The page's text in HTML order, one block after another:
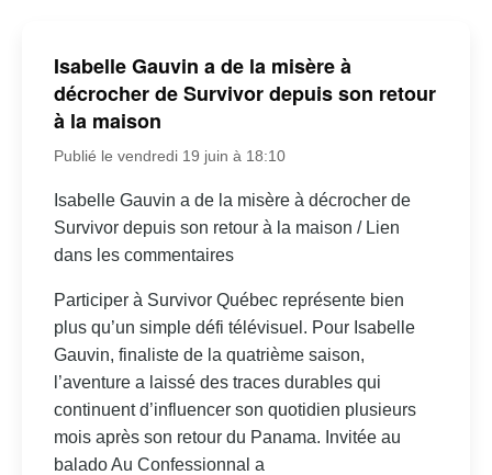
Isabelle Gauvin a de la misère à
décrocher de Survivor depuis son retour
à la maison
Publié le vendredi 19 juin à 18:10
Isabelle Gauvin a de la misère à décrocher de
Survivor depuis son retour à la maison / Lien
dans les commentaires
Participer à Survivor Québec représente bien
plus qu’un simple défi télévisuel. Pour Isabelle
Gauvin, finaliste de la quatrième saison,
l’aventure a laissé des traces durables qui
continuent d’influencer son quotidien plusieurs
mois après son retour du Panama. Invitée au
balado Au Confessionnal a